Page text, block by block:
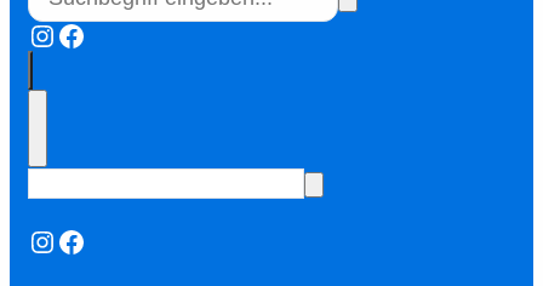
Instagram
Facebook
Instagram
Facebook